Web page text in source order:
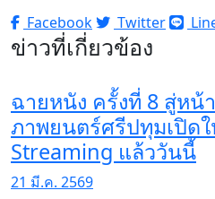
Facebook
Twitter
ข่าวที่เกี่ยวข้อง
ฉายหนัง ครั้งที่ 8 สู่หน้
ภาพยนตร์ศรีปทุมเปิด
Streaming แล้ววันนี้
21 มี.ค. 2569